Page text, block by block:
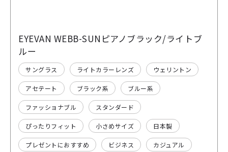
EYEVAN WEBB-SUNピアノブラック/ライトブ
ルー
サングラス ライトカラーレンズ ウェリントン
アセテート ブラック系 ブルー系
ファッショナブル スタンダード
ぴったりフィット 小さめサイズ 日本製
プレゼントにおすすめ ビジネス カジュアル